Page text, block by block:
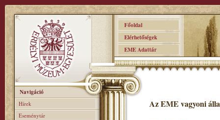
Főoldal
Elérhetőségek
EME Adattár
Navigáció
Hírek
Eseménytár
Az EME vagyoni